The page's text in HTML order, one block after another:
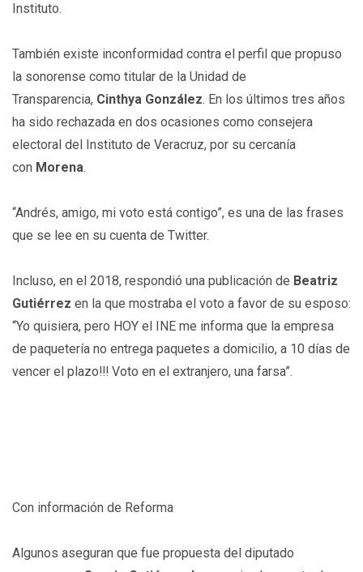
Instituto.
También existe inconformidad contra el perfil que propuso
la sonorense como titular de la Unidad de
Transparencia, Cinthya González. En los últimos tres años
ha sido rechazada en dos ocasiones como consejera
electoral del Instituto de Veracruz, por su cercanía
con Morena.
“Andrés, amigo, mi voto está contigo”, es una de las frases
que se lee en su cuenta de Twitter.
Incluso, en el 2018, respondió una publicación de Beatriz
Gutiérrez en la que mostraba el voto a favor de su esposo:
“Yo quisiera, pero HOY el INE me informa que la empresa
de paquetería no entrega paquetes a domicilio, a 10 días de
vencer el plazo!!! Voto en el extranjero, una farsa”.
Con información de Reforma
Algunos aseguran que fue propuesta del diputado